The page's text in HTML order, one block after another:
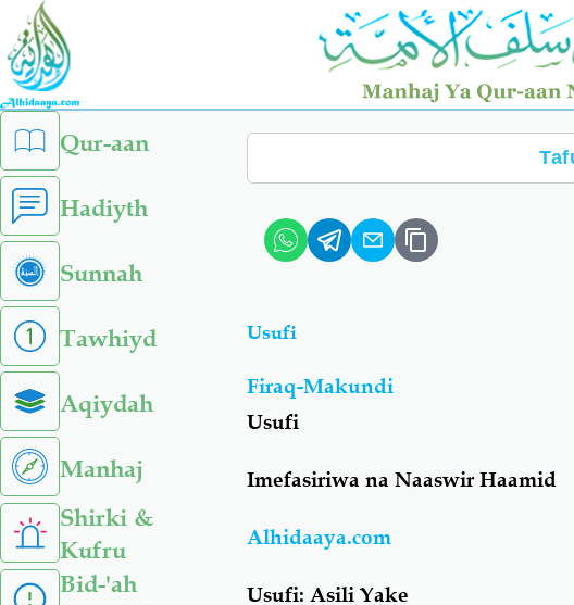
Skip
main
content
left
sidebar
menu
Qur-aan
Hadiyth
Sunnah
Tawhiyd
Aqiydah
Manhaj
Shirki &
Kufru
Bid-'ah
Search
Usufi
Firaq-Makundi
Usufi
Imefasiriwa na Naaswir Haamid
Alhidaaya.com
Usufi: Asili Yake